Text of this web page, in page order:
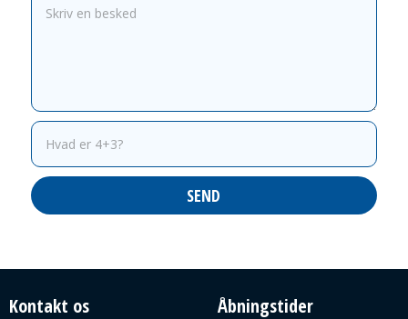
Kontakt os Åbningstider